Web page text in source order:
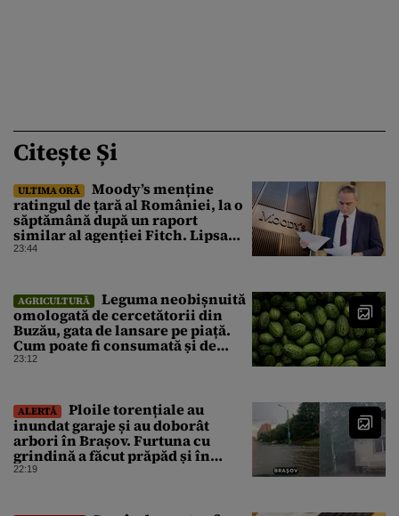
Citește Și
ULTIMA ORĂ
Moody’s menține
ratingul de țară al României, la o
săptămână după un raport
similar al agenției Fitch. Lipsa
unui guvern cu puteri depline,
23:44
AGRICULTURĂ
Leguma neobișnuită
omologată de cercetătorii din
Buzău, gata de lansare pe piață.
Cum poate fi consumată și de
unde provine soiul
23:12
ALERTĂ
Ploile torențiale au
inundat garaje și au doborât
arbori în Brașov. Furtuna cu
grindină a făcut prăpăd și în
Bihor
22:19